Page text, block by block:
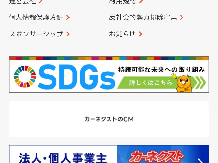
個人情報保護方針 反社会的勢力排除宣言
スポンサーシップ お知らせ